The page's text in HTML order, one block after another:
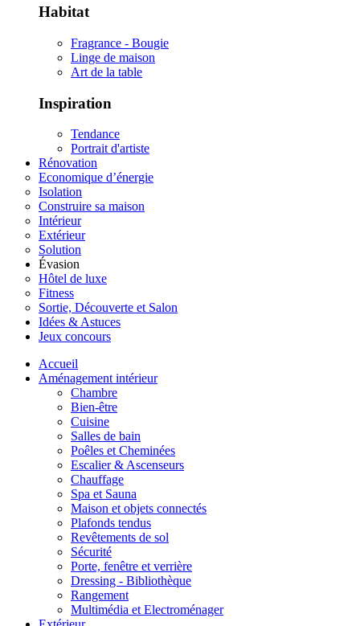
Habitat
Fragrance - Bougie
Linge de maison
Art de la table
Inspiration
Tendance
Portrait d'artiste
Rénovation
Economique d’énergie
Isolation
Construire sa maison
Intérieur
Extérieur
Solution
Évasion
Hôtel de luxe
Fitness
Sortie, Découverte et Salon
Idées & Astuces
Jeux concours
Accueil
Aménagement intérieur
Chambre
Bien-être
Cuisine
Salles de bain
Poêles et Cheminées
Escalier & Ascenseurs
Chauffage
Spa et Sauna
Maison et objets connectés
Plafonds tendus
Revêtements de sol
Sécurité
Porte, fenêtre et verrière
Dressing - Bibliothèque
Rangement
Multimédia et Electroménager